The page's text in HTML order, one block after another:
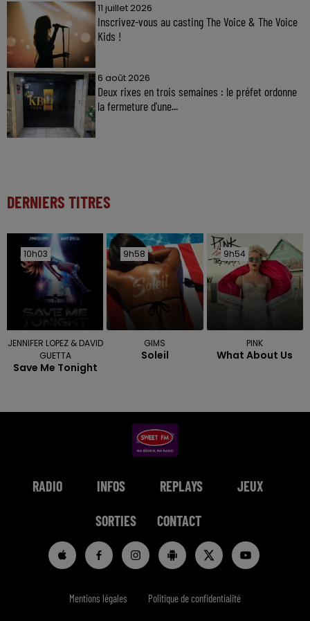
11 juillet 2026
Inscrivez-vous au casting The Voice & The Voice
Kids !
6 août 2026
Deux rixes en trois semaines : le préfet ordonne
la fermeture d'une...
DERNIERS TITRES
10h03
10h03
JENNIFER LOPEZ & DAVID
GUETTA
Save Me Tonight
9h58
9h58
GIMS
Soleil
9h54
9h54
PINK
What About Us
RADIO INFOS REPLAYS JEUX
SORTIES CONTACT
Mentions légales Politique de confidentialité